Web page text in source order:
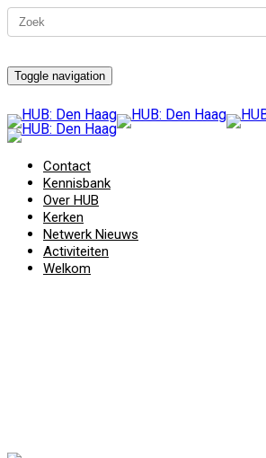
Toggle navigation
Contact
Kennisbank
Over HUB
Kerken
Netwerk Nieuws
Activiteiten
Welkom